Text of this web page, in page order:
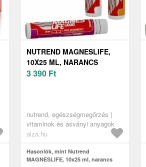
NUTREND MAGNESLIFE,
10X25 ML, NARANCS
3 390 Ft
nutrend, egészségmegőrzés |
vitaminok és ásványi anyagok
alza.hu
Hasonlók, mint Nutrend
MAGNESLIFE, 10x25 ml, narancs